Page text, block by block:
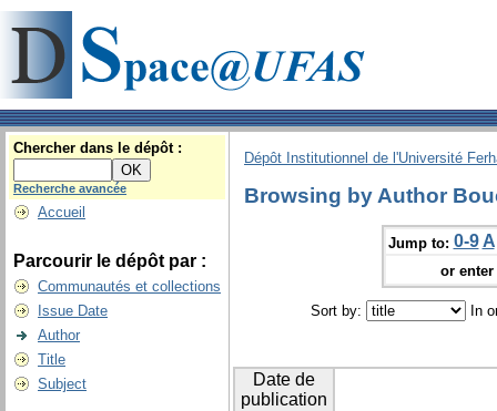
Chercher dans le dépôt :
Recherche avancée
Accueil
Parcourir le dépôt par :
Communautés et collections
Issue Date
Author
Title
Subject
Dépôt Institutionnel de l'Université
Browsing by Author
Jump to: 0-9 A
or
Sort by: In
Date de
publication